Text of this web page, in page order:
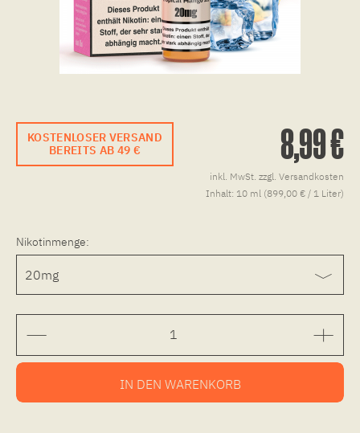
KOSTENLOSER VERSAND
BEREITS AB 49 €
8,99 €
inkl. MwSt. zzgl. Versandkosten
Inhalt: 10 ml (899,00 € / 1 Liter)
Nikotinmenge:
IN DEN WARENKORB